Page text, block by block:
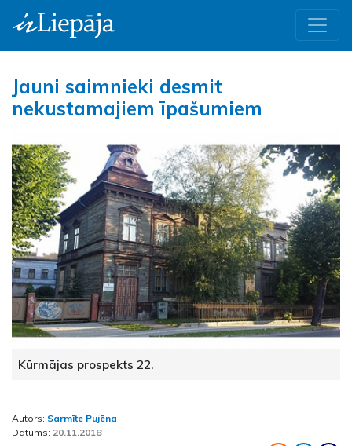
Jauni saimnieki desmit
nekustamajiem īpašumiem
Kūrmājas prospekts 22.
Autors: Sarmīte Pujēna
Datums: 20.11.2018